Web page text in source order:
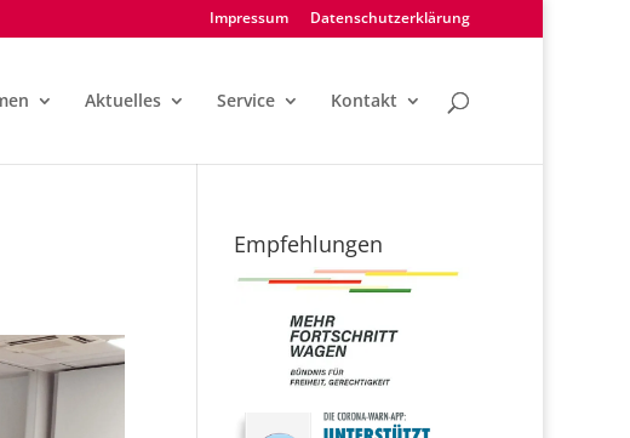
Impressum Datenschutzerklärung
Aktuelles Service Kontakt
Empfehlungen